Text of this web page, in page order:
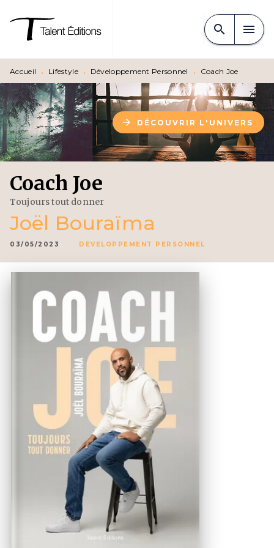
MENU CONTENU
PIED DE PAGE
search menu
Accueil • Lifestyle • Développement Personnel • Coach Joe
arrow_forward DÉCOUVRIR L'UNIVERS
Coach Joe
Toujours tout donner
Joël Bouraïma
03/05/2023 DÉVELOPPEMENT PERSONNEL